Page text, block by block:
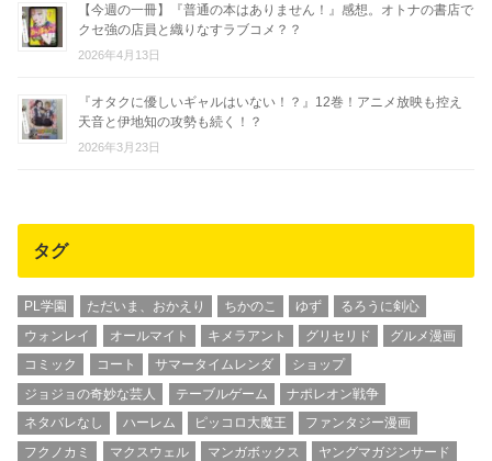
【今週の一冊】『普通の本はありません！』感想。オトナの書店で
クセ強の店員と織りなすラブコメ？？
2026年4月13日
『オタクに優しいギャルはいない！？』12巻！アニメ放映も控え
天音と伊地知の攻勢も続く！？
2026年3月23日
タグ
PL学園 ただいま、おかえり ちかのこ ゆず
るろうに剣心
ウォンレイ
オールマイト キメラアント グリセリド
グルメ漫画
コミック
コート サマータイムレンダ
ショップ
ジョジョの奇妙な芸人
テーブルゲーム
ナポレオン戦争
ネタバレなし
ハーレム ピッコロ大魔王
ファンタジー漫画
フクノカミ
マクスウェル マンガボックス
ヤングマガジンサード